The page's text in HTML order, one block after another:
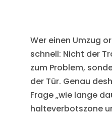
Wer einen Umzug
schnell: Nicht der
zum Problem,
der Tür. Genau
Frage „wie lange
halteverbotszone